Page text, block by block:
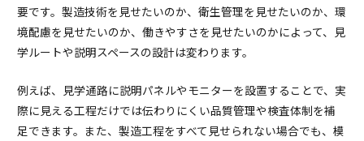
要です。製造技術を見せたいのか、衛生管理を見せたいのか、環
境配慮を見せたいのか、働きやすさを見せたいのかによって、見
学ルートや説明スペースの設計は変わります。
例えば、見学通路に説明パネルやモニターを設置することで、実
際に見える工程だけでは伝わりにくい品質管理や検査体制を補
足できます。また、製造工程をすべて見せられない場合でも、模